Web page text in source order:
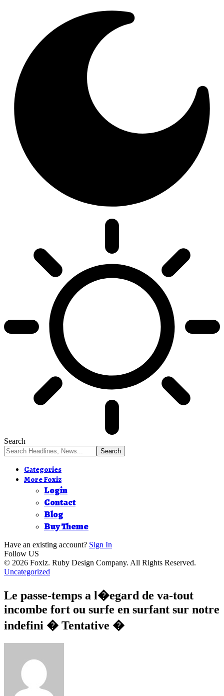
Search
Categories
More Foxiz
Login
Contact
Blog
Buy Theme
Have an existing account? Sign In
Follow US
© 2026 Foxiz. Ruby Design Company. All Rights Reserved.
Uncategorized
Le passe-temps a l�egard de va-tout
incombe fort ou surfe en surfant sur notre
indefini � Tentative �